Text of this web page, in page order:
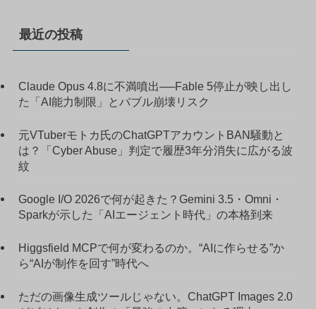
最近の投稿
Claude Opus 4.8に不満噴出──Fable 5停止が映し出し
た「AI能力制限」とバブル崩壊リスク
元VTuberモトカ氏のChatGPTアカウントBAN騒動と
は？「Cyber Abuse」判定で履歴3年分消失に広がる波
紋
Google I/O 2026で何が起きた？Gemini 3.5・Omni・
Sparkが示した「AIエージェント時代」の本格到来
Higgsfield MCPで何が変わるのか。“AIに作らせる”か
ら“AIが制作を回す”時代へ
ただの画像生成ツールじゃない。ChatGPT Images 2.0